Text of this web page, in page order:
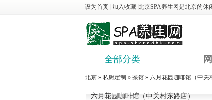
设为首页 加入收藏 北京SPA养生网是北京的休
全部分类
北京 » 私厨定制 » 茶馆 » 六月花园咖啡馆（中关
六月花园咖啡馆（中关村东路店）